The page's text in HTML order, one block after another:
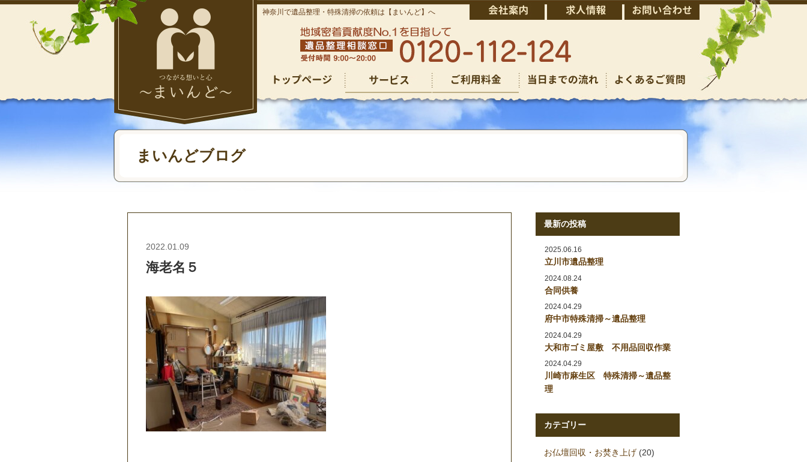
神奈川で遺品整理・特殊清掃の依頼は【まいんど】へ
遺品整理
仏壇回収
お焚き上げ供養
生前整理
特殊清掃
ゴミ屋敷清掃
その他のご依頼 遺品整理
仏壇回収
お焚き上げ供養
生前整理
特殊清掃
ゴミ屋敷清掃
その他のご依頼
まいんどブログ
2022.01.09
海老名５
最新の投稿
2025.06.16
立川市遺品整理
2024.08.24
合同供養
2024.04.29
府中市特殊清掃～遺品整理
2024.04.29
大和市ゴミ屋敷 不用品回収作業
2024.04.29
川崎市麻生区 特殊清掃～遺品整
理
カテゴリー
お仏壇回収・お焚き上げ (20)